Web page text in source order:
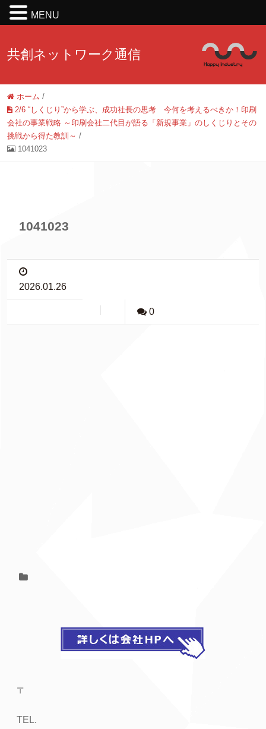
共創ネットワーク通信
ホーム /
2/6 “しくじり”から学ぶ、成功社長の思考 今何を考えるべきか！印刷
会社の事業戦略 ～印刷会社二代目が語る「新規事業」のしくじりとその
挑戦から得た教訓～ /
1041023
1041023
2026.01.26
0
〒
TEL.
MENU